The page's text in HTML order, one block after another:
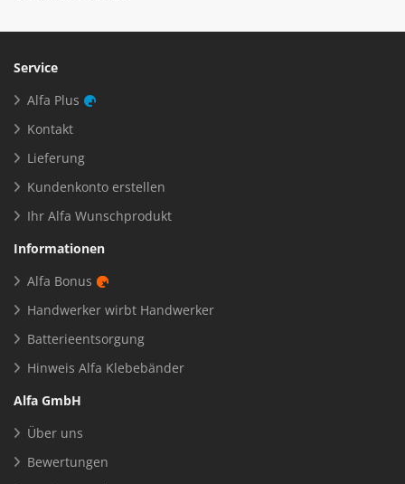
Service
Alfa Plus
Kontakt
Lieferung
Kundenkonto erstellen
Ihr Alfa Wunschprodukt
Informationen
Alfa Bonus
Handwerker wirbt Handwerker
Batterieentsorgung
Hinweis Alfa Klebebänder
Alfa GmbH
Über uns
Bewertungen